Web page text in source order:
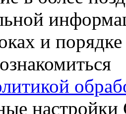
и
настройки